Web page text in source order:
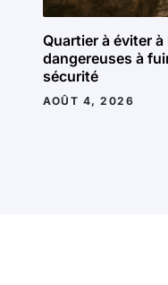
Quartier à éviter
dangereuses à
sécurité
AOÛT 4, 2026